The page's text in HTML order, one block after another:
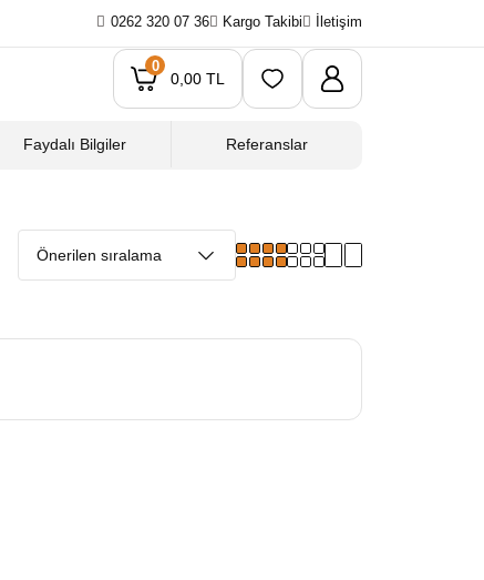
0262 320 07 36 Kargo Takibi İletişim
0
0,00 TL
Faydalı Bilgiler Referanslar